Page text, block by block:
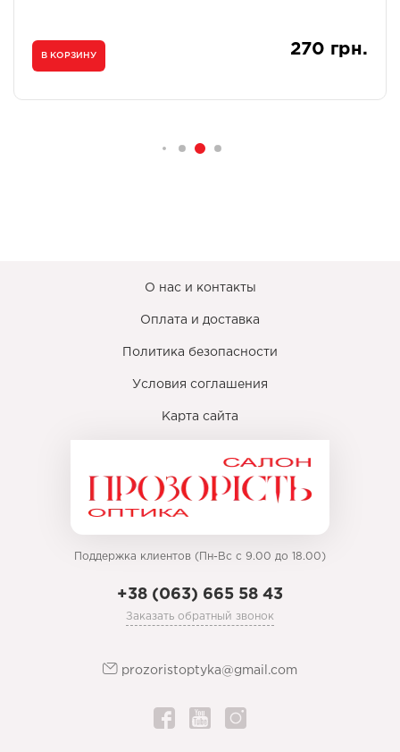
В КОРЗИНУ 270 грн.
О нас и контакты
Оплата и доставка
Политика безопасности
Условия соглашения
Карта сайта
Поддержка клиентов (Пн-Вс с 9.00 до 18.00)
+38 (063) 665 58 43
Заказать обратный звонок
prozoristoptyka@gmail.com